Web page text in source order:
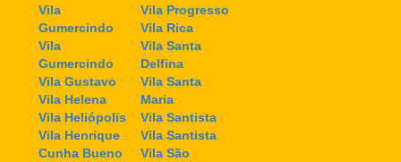
Vila
Gumercindo
Vila
Gumercindo
Vila Gustavo
Vila Helena
Vila Heliópolis
Vila Henrique
Cunha Bueno
Vila Progresso
Vila Rica
Vila Santa
Delfina
Vila Santa
Maria
Vila Santista
Vila Santista
Vila São